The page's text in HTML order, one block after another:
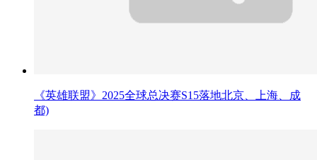
《英雄联盟》2025全球总决赛S15落地北京、上海、成
都)